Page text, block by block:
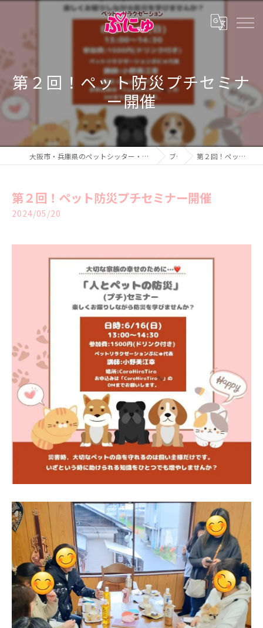
第２回！ペット防災プチセミナ
ー開催
大阪市・兵庫県のペットシッター・ペットホテル・ペットリラクゼーション ぷにゅ ブログ 第２回！ペット防災プチセミナー開催
第２回！ペット防災プチセミナー開催
2024/05/20